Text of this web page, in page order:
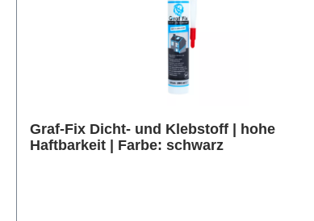
Produktgalerie überspringen
Graf-Fix Dicht- und Klebstoff | hohe
Haftbarkeit | Farbe: schwarz